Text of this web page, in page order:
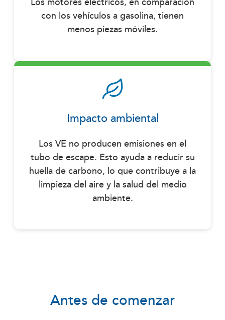
con los vehículos a gasolina, tienen
menos piezas móviles.
Impacto ambiental
Los VE no producen emisiones en el
tubo de escape. Esto ayuda a reducir su
huella de carbono, lo que contribuye a la
limpieza del aire y la salud del medio
ambiente.
Antes de comenzar